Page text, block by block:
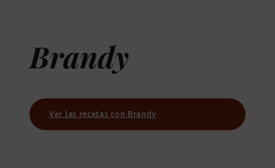
Brandy
Ver las recetas con Brandy